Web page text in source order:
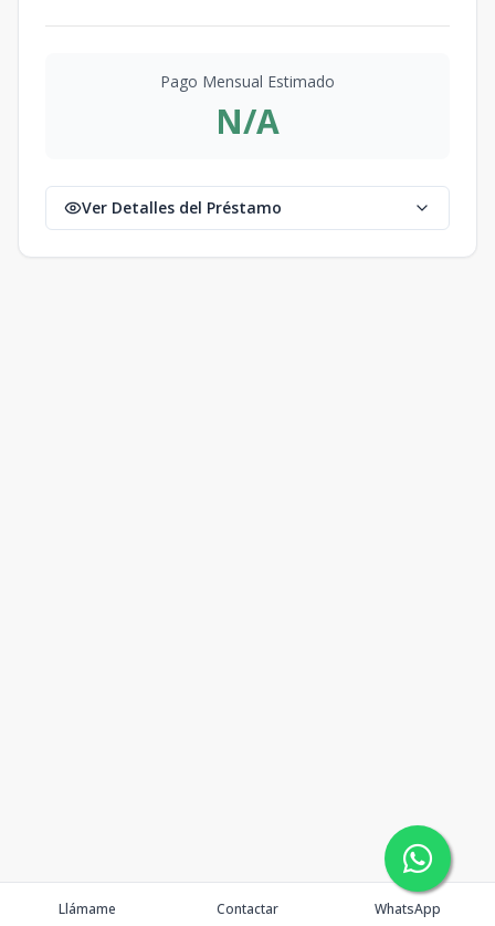
Pago Mensual Estimado
N/A
Ver Detalles del Préstamo
Llámame Contactar WhatsApp